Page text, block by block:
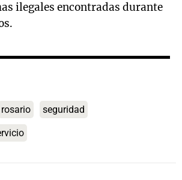
ilegales encontradas durante
rosario seguridad